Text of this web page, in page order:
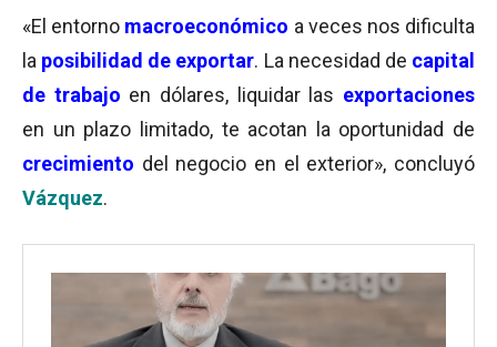
«El entorno macroeconómico a veces nos dificulta
la posibilidad de exportar. La necesidad de capital
de trabajo en dólares, liquidar las exportaciones
en un plazo limitado, te acotan la oportunidad de
crecimiento del negocio en el exterior», concluyó
Vázquez.